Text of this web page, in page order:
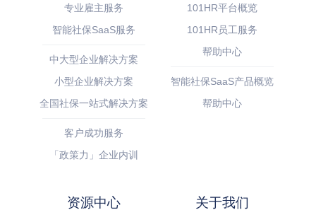
专业雇主服务
智能社保SaaS服务
中大型企业解决方案
小型企业解决方案
全国社保一站式解决方案
客户成功服务
「政策力」企业内训
101HR平台概览
101HR员工服务
帮助中心
智能社保SaaS产品概览
帮助中心
资源中心 关于我们